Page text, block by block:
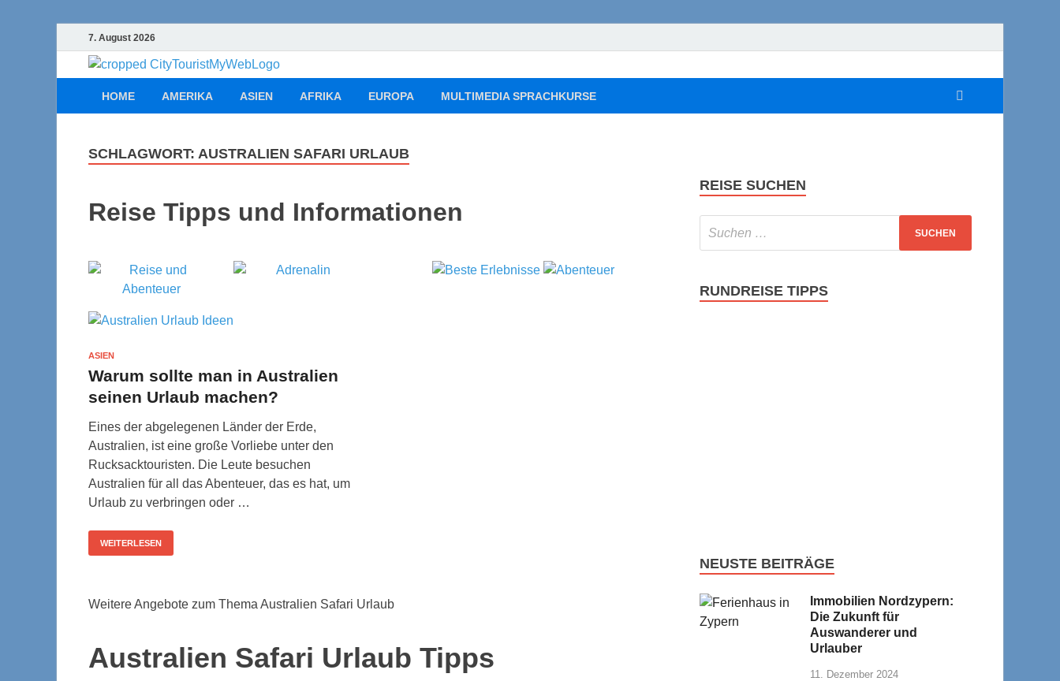
7. August 2026
Citytourist Reise Tipps
Urlaub, Ferien, Flüge, Freizeit, Reise
HOME
AMERIKA ASIEN AFRIKA EUROPA MULTIMEDIA SPRACHKURSE
SCHLAGWORT: AUSTRALIEN SAFARI URLAUB
Reise Tipps und Informationen
ASIEN
Warum sollte man in Australien
seinen Urlaub machen?
Eines der abgelegenen Länder der Erde,
Australien, ist eine große Vorliebe unter den
Rucksacktouristen. Die Leute besuchen
Australien für all das Abenteuer, das es hat, um
Urlaub zu verbringen oder …
WEITERLESEN
Weitere Angebote zum Thema Australien Safari Urlaub
Australien Safari Urlaub Tipps
REISE SUCHEN
RUNDREISE TIPPS
NEUSTE BEITRÄGE
Immobilien Nordzypern:
Die Zukunft für
Auswanderer und
Urlauber
11. Dezember 2024